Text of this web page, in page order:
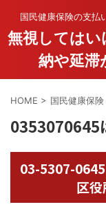
国民健康保険の支払
無視してはい
納や延滞
HOME > 国民健康保険
0353070645
03-5307-
区役